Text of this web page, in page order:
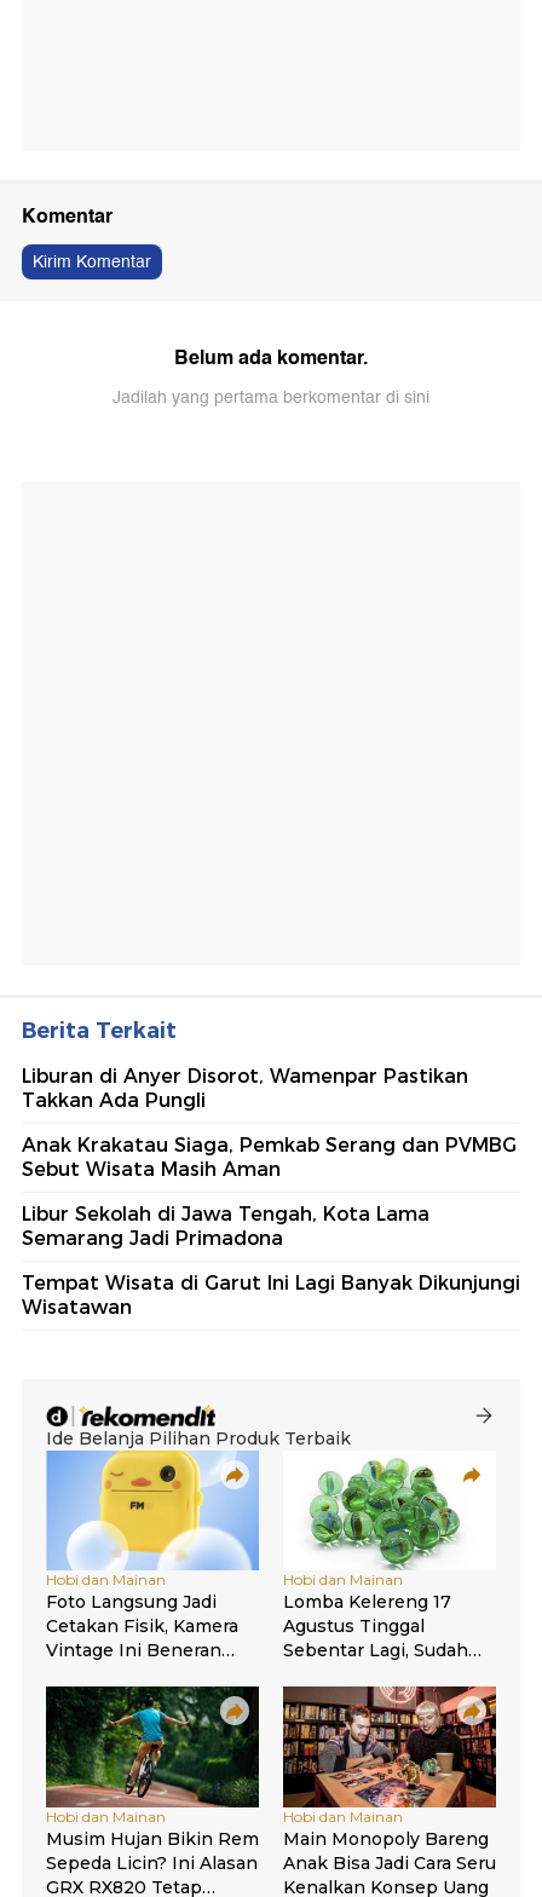
Komentar
Kirim Komentar
Belum ada komentar.
Jadilah yang pertama berkomentar di sini
Berita Terkait
Liburan di Anyer Disorot, Wamenpar Pastikan
Takkan Ada Pungli
Anak Krakatau Siaga, Pemkab Serang dan PVMBG
Sebut Wisata Masih Aman
Libur Sekolah di Jawa Tengah, Kota Lama
Semarang Jadi Primadona
Tempat Wisata di Garut Ini Lagi Banyak Dikunjungi
Wisatawan